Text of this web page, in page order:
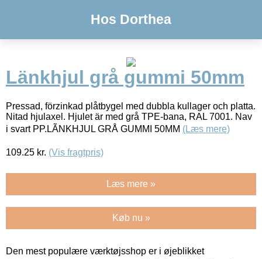
Hos Dorthea
Länkhjul grå gummi 50mm
Pressad, förzinkad plåtbygel med dubbla kullager och platta.
Nitad hjulaxel. Hjulet är med grå TPE-bana, RAL 7001. Nav
i svart PP.LÃNKHJUL GRÅ GUMMI 50MM (Læs mere)
109.25 kr. (Vis fragtpris)
Læs mere »
Køb nu »
Den mest populære værktøjsshop er i øjeblikket